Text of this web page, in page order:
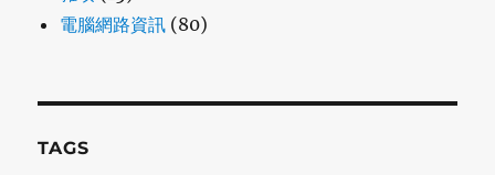
電腦網路資訊 (80)
TAGS